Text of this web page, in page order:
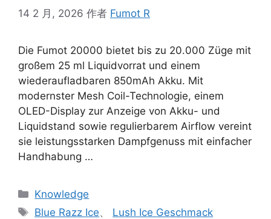
14 2 月, 2026 作者 Fumot R
Die Fumot 20000 bietet bis zu 20.000 Züge mit
großem 25 ml Liquidvorrat und einem
wiederaufladbaren 850mAh Akku. Mit
modernster Mesh Coil-Technologie, einem
OLED-Display zur Anzeige von Akku- und
Liquidstand sowie regulierbarem Airflow vereint
sie leistungsstarken Dampfgenuss mit einfacher
Handhabung …
Knowledge
Blue Razz Ice、 Lush Ice Geschmack